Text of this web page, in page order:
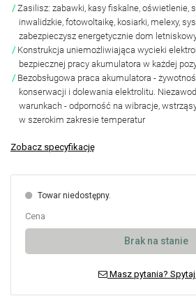
Zasilisz: zabawki, kasy fiskalne, oświetlenie,
inwalidzkie, fotowoltaikę, kosiarki, melexy,
zabezpieczysz energetycznie dom
Konstrukcja uniemożliwiająca wycieki
bezpiecznej pracy akumulatora w każdej
Bezobsługowa praca akumulatora -
konserwacji i dolewania elektrolitu.
warunkach - odporność na wibracje,
w szerokim zakresie temperatur
Zobacz specyfikację
Towar niedostępny.
Cena
Brak na stanie
Masz pytania?